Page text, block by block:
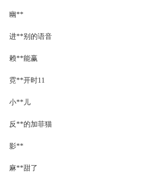
幽**
进**别的语音
赖**能赢
霓**开时11
小**儿
反**的加菲猫
影**
麻**甜了